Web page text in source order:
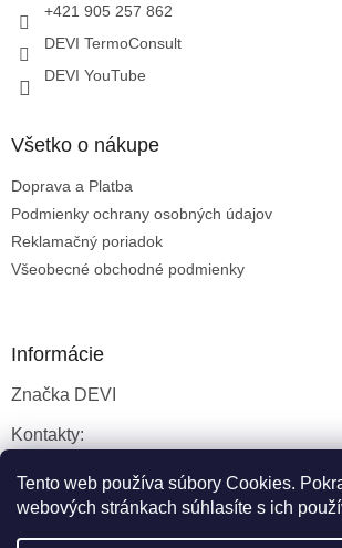
Tento web používa súbory Cookies.
webových stránkach súhlasíte s ich
+421 905 257 862
DEVI TermoConsult
DEVI YouTube
Všetko o nákupe
Doprava a Platba
Podmienky ochrany osobných údajov
Reklamačný poriadok
Všeobecné obchodné podmienky
Informácie
Značka DEVI
Kontakty:
Servisné služby